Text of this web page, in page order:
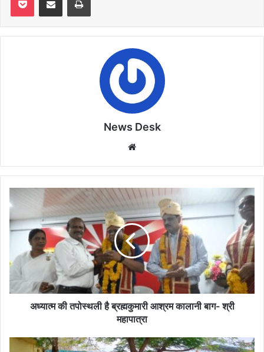
News Desk
की
तपोस्थली
है
ब्रह्मकुमारी
आश्रम
कालानी
बाग-
श्री
महापात्राअध्यात्म की तपोस्थली है ब्रह्मकुमारी आश्रम कालानी बाग- श्री
महापात्रा
योग